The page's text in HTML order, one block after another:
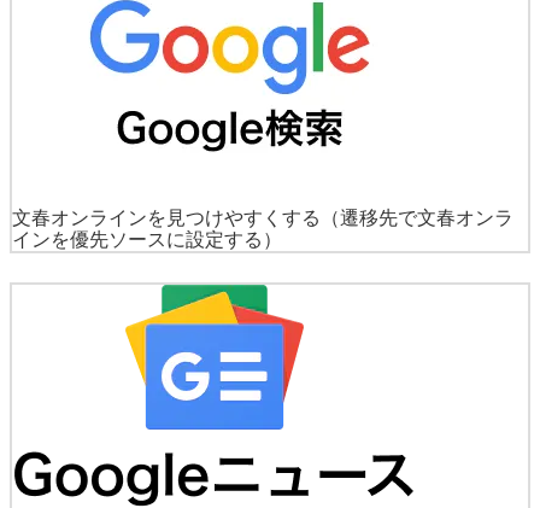
文春オンラインを見つけやすくする
（遷移先で文春オンラ
インを優先ソースに設定する）